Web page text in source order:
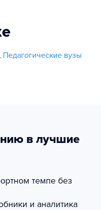
, Педагогические вузы
в лучшие
темпе без
и аналитика